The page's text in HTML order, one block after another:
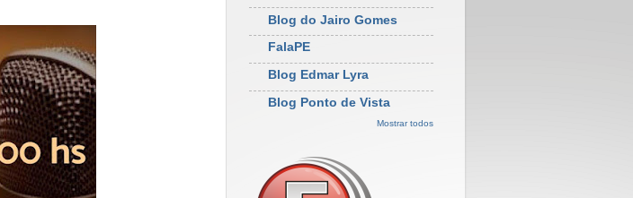
Blog do Jairo Gomes
FalaPE
Blog Edmar Lyra
Blog Ponto de Vista
Mostrar todos